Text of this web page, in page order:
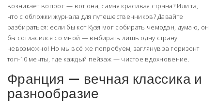
возникает вопрос — вот она, самая красивая страна? Или та,
что с обложки журнала для путешественников? Давайте
разбираться: если бы кот Кузя мог собирать чемодан, думаю, он
бы согласился со мной — выбирать лишь одну страну
невозможно! Но мы всё же попробуем, заглянув за горизонт
топ-10 мечты, где каждый пейзаж — чистое вдохновение.
Франция — вечная классика и
разнообразие